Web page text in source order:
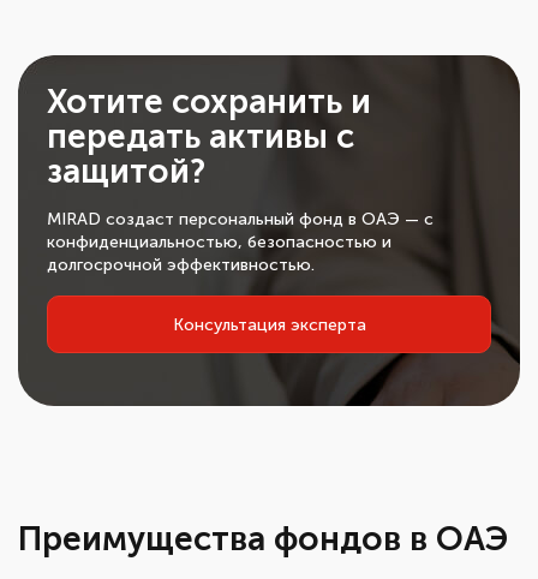
Хотите сохранить и
передать активы с
защитой?
MIRAD создаст персональный фонд в ОАЭ — с
конфиденциальностью, безопасностью и
долгосрочной эффективностью.
Консультация эксперта
Преимущества фондов в ОАЭ